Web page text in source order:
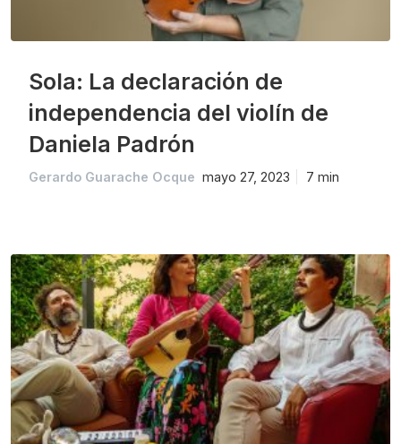
Sola: La declaración de
independencia del violín de
Daniela Padrón
Gerardo Guarache Ocque mayo 27, 2023 7 min